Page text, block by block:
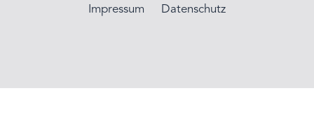
Impressum Datenschutz